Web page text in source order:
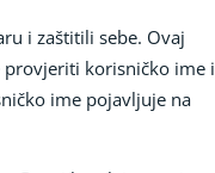
i zaštitili sebe. Ovaj
provjeriti korisničko ime i
ime pojavljuje na